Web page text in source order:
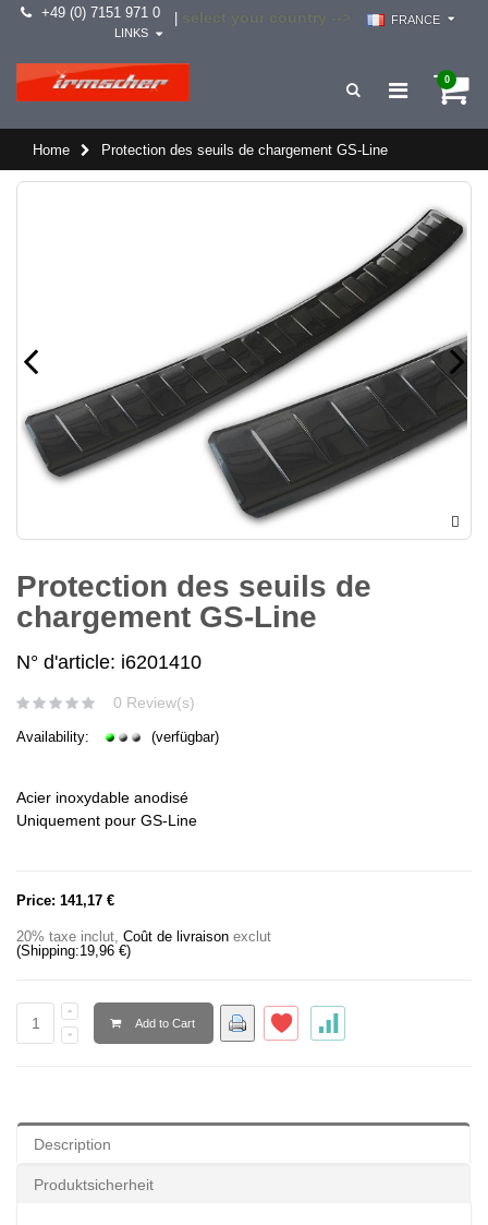
+49 (0) 7151 971 0
FRANCE
LINKS
0
Home Protection des seuils de chargement GS-Line
Protection des seuils de
chargement GS-Line
N° d'article: i6201410
0 Review(s)
Availability: (verfügbar)
Acier inoxydable anodisé
Uniquement pour GS-Line
Price: 141,17 €
20% taxe inclut, Coût de livraison exclut
(Shipping:19,96 €)
Add to Cart
Description
Produktsicherheit